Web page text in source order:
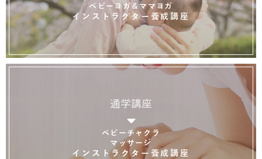
ベビーヨガ＆ママヨガ
インストラクター養成講座
通学講座
ベビーチャクラ
マッサージ
インストラクター養成講座